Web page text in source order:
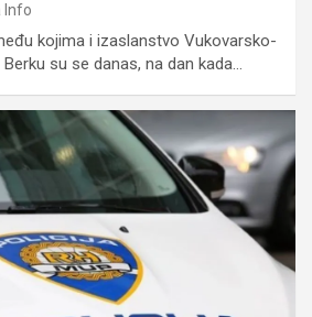
Info
kojima i izaslanstvo Vukovarsko-
su se danas, na dan kada…